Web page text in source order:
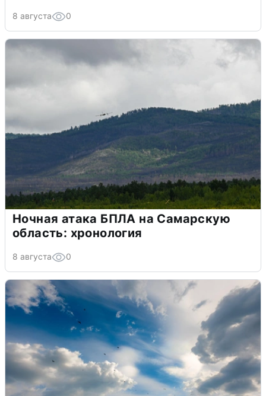
8 августа 0
Ночная атака БПЛА на Самарскую
область: хронология
8 августа 0